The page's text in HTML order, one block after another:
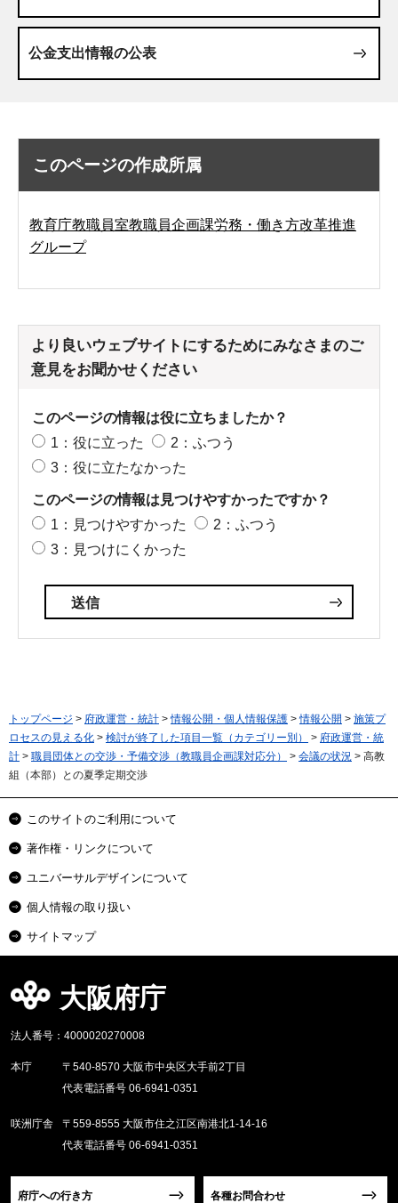
公金支出情報の公表
このページの作成所属
教育庁教職員室教職員企画課労務・働き方改革推進
グループ
より良いウェブサイトにするためにみなさまのご
意見をお聞かせください
このページの情報は役に立ちましたか？
1：役に立った
2：ふつう
3：役に立たなかった
このページの情報は見つけやすかったですか？
1：見つけやすかった
2：ふつう
3：見つけにくかった
トップページ > 府政運営・統計 >情報公開・個人情報保護 >情報公開 > 施策プ
ロセスの見える化 > 検討が終了した項目一覧（カテゴリー別） > 府政運営・統
計 > 職員団体との交渉・予備交渉（教職員企画課対応分） > 会議の状況 > 高教
組（本部）との夏季定期交渉
このサイトのご利用について
著作権・リンクについて
ユニバーサルデザインについて
個人情報の取り扱い
サイトマップ
大阪府庁
法人番号：4000020270008
本庁
〒540-8570 大阪市中央区大手前2丁目
代表電話番号 06-6941-0351
咲洲庁舎
〒559-8555 大阪市住之江区南港北1-14-16
代表電話番号 06-6941-0351
府庁への行き方 各種お問合わせ